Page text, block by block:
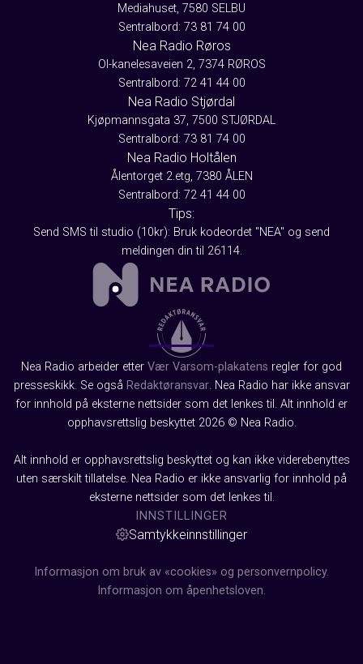
Mediahuset, 7580 SELBU
Sentralbord: 73 81 74 00
Nea Radio Røros
Ol-kanelesaveien 2, 7374 RØROS
Sentralbord: 72 41 44 00
Nea Radio Stjørdal
Kjøpmannsgata 37, 7500 STJØRDAL
Sentralbord: 73 81 74 00
Nea Radio Holtålen
Ålentorget 2.etg, 7380 ÅLEN
Sentralbord: 72 41 44 00
Tips:
Send SMS til studio (10kr): Bruk kodeordet "NEA" og send
meldingen din til 26114.
Nea Radio arbeider etter Vær Varsom-plakatens regler for god
presseskikk. Se også Redaktøransvar. Nea Radio har ikke ansvar
for innhold på eksterne nettsider som det lenkes til. Alt innhold er
opphavsrettslig beskyttet 2026 © Nea Radio.
Alt innhold er opphavsrettslig beskyttet og kan ikke viderebenyttes
uten særskilt tillatelse. Nea Radio er ikke ansvarlig for innhold på
eksterne nettsider som det lenkes til.
INNSTILLINGER
Samtykkeinnstillinger
Informasjon om bruk av «cookies» og personvernpolicy.
Informasjon om åpenhetsloven.